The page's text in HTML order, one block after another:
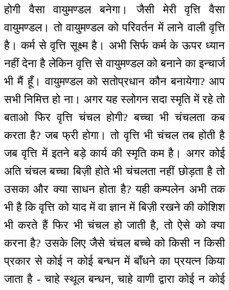
होगी वैसा वायुमण्डल बनेगा। जैसी मेरी वृत्ति वैसा
वायुमण्डल। तो वायुमण्डल को परिवर्तन में लाने वाली वृत्ति
है। कर्म से वृत्ति सूक्ष्म है। अभी सिर्फ कर्म के ऊपर ध्यान
नहीं देना है लेकिन वृत्ति से वायुमण्डल को बनाने का इन्चार्ज
भी मैं हूँ। वायुमण्डल को सतोप्रधान कौन बनायेगा? आप
सभी निमित्त हो ना। अगर यह स्लोगन सदा स्मृति में रहे तो
बताओ फिर वृत्ति चंचल होगी? बच्चा भी चंचलता कब
करता है? जब फ्री होगा। तो वृत्ति भी चंचल तब होती है
जब वृत्ति में इतने बड़े कार्य की स्मृति कम है। अगर कोई
अति चंचल बच्चा बिज़ी होते भी चंचलता नहीं छोड़ता है तो
उसका और क्या साधन होता है? यही कम्पलेन अभी तक
भी है कि वृत्ति को याद में वा ज्ञान में बिज़ी रखने की कोशिश
भी करते हैं फिर भी चंचल हो जाती है, तो ऐसे को क्या
करना है? उसके लिए जैसे चंचल बच्चे को किसी न किसी
प्रकार से कोई न कोई बन्धन में बाँधने का प्रयत्न किया
जाता है - चाहे स्थूल बन्धन, चाहे वाणी द्वारा कोई न कोई